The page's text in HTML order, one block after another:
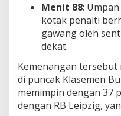
Menit 88:
kotak penalti
gawang oleh
dekat.
Kemenangan
di puncak Klasemen
memimpin dengan 37
dengan RB Leipzig,